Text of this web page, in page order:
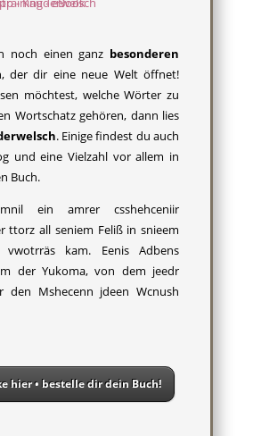
noch einen ganz besonderen
der dir eine neue Welt öffnet!
möchtest, welche Wörter zu
Wortschatz gehören, dann lies
. Einige findest du auch
und eine Vielzahl vor allem in
Buch.
ein amrer csshehceniir
ttorz all seniem Feliß in snieem
kam. Eenis Adbens
der Yukoma, von dem jeedr
den Mshecenn jdeen Wcnush
hier • bestelle dir dein Buch!